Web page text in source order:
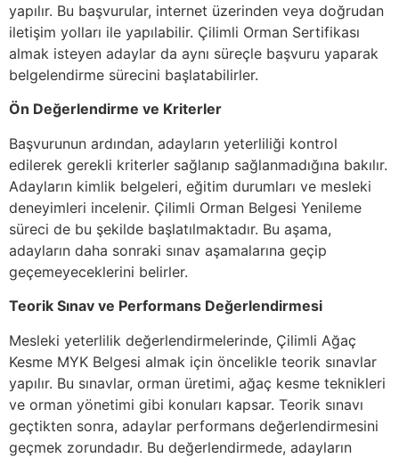
yapılır. Bu başvurular, internet üzerinden veya doğrudan
iletişim yolları ile yapılabilir. Çilimli Orman Sertifikası
almak isteyen adaylar da aynı süreçle başvuru yaparak
belgelendirme sürecini başlatabilirler.
Ön Değerlendirme ve Kriterler
Başvurunun ardından, adayların yeterliliği kontrol
edilerek gerekli kriterler sağlanıp sağlanmadığına bakılır.
Adayların kimlik belgeleri, eğitim durumları ve mesleki
deneyimleri incelenir. Çilimli Orman Belgesi Yenileme
süreci de bu şekilde başlatılmaktadır. Bu aşama,
adayların daha sonraki sınav aşamalarına geçip
geçemeyeceklerini belirler.
Teorik Sınav ve Performans Değerlendirmesi
Mesleki yeterlilik değerlendirmelerinde, Çilimli Ağaç
Kesme MYK Belgesi almak için öncelikle teorik sınavlar
yapılır. Bu sınavlar, orman üretimi, ağaç kesme teknikleri
ve orman yönetimi gibi konuları kapsar. Teorik sınavı
geçtikten sonra, adaylar performans değerlendirmesini
geçmek zorundadır. Bu değerlendirmede, adayların